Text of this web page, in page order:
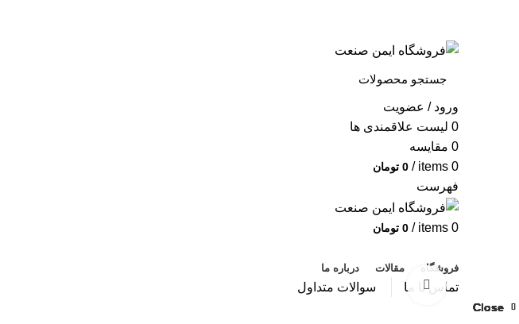
ورود / عضویت
0 لیست علاقمندی ها
0 مقایسه
0
items
/
0 تومان
فهرست
0
items
/
0 تومان
فروشگاه مقالات درباره ما
تماس با ما سوالات متداول
بزرگنمایی تصویر
Close
Close
Close
Close
Close
Close
Close
Close